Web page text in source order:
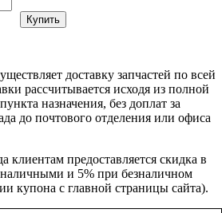
доставку запчастей по всей
рассчитывается исходя из полной
назначения, без доплат за
до почтового отделения или офиса
клиентам предоставляется скидка в
наличными и 5% при безналичном
купона с главной страницы сайта).